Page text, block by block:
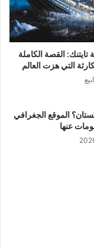
القصة الكاملة
التي هزت العالم
الموقع الجغرافي
عنها